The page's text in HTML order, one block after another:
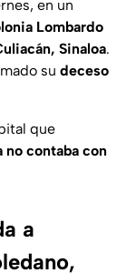
en un
Lombardo
Sinaloa.
su deceso
que
no contaba con
a